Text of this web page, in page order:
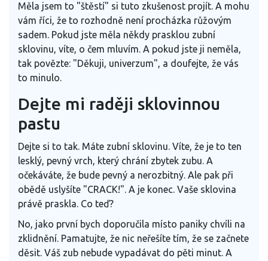
Měla jsem to "štěstí" si tuto zkušenost projít. A mohu
vám říci, že to rozhodně není procházka růžovým
sadem. Pokud jste měla někdy prasklou zubní
sklovinu, víte, o čem mluvím. A pokud jste ji neměla,
tak povězte: "Děkuji, univerzum", a doufejte, že vás
to minulo.
Dejte mi raději sklovinnou
pastu
Dejte si to tak. Máte zubní sklovinu. Víte, že je to ten
lesklý, pevný vrch, který chrání zbytek zubu. A
očekáváte, že bude pevný a nerozbitný. Ale pak při
obědě uslyšíte "CRACK!". A je konec. Vaše sklovina
právě praskla. Co teď?
No, jako první bych doporučila místo paniky chvíli na
zklidnění. Pamatujte, že nic neřešíte tím, že se začnete
děsit. Váš zub nebude vypadávat do pěti minut. A